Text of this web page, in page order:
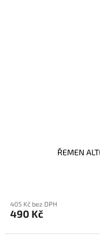
ŘEMEN
405 Kč bez DPH
490 Kč